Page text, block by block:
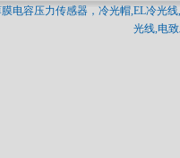
电容压力传感器，冷光帽,EL冷光
光线,电